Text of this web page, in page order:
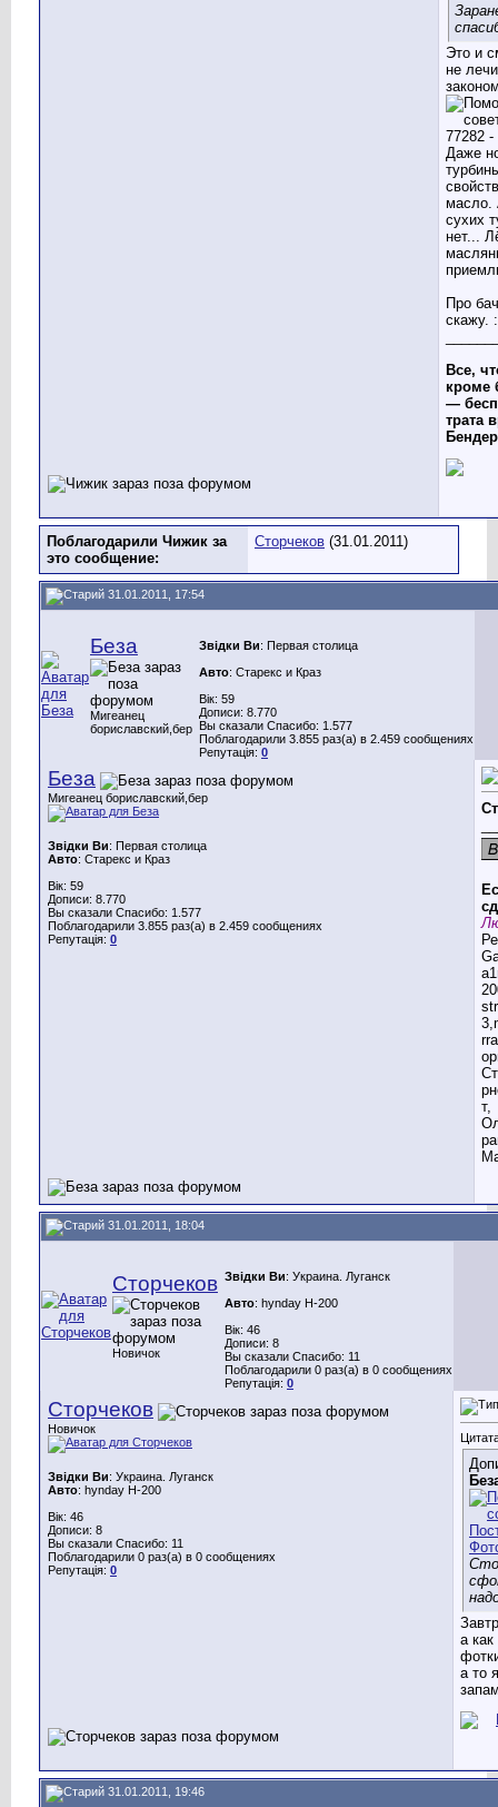
Это и
не
Даже
масло.
сухих
нет...
Про
скажу.
Все,
кроме
—
трата
Поблагодарили Чижик за
это сообщение:
Сторчеков (31.01.2011)
31.01.2011, 17:54
Беза
Мигеанец
бориславский,бер
Звідки Ви: Первая столица
Авто: Старекс и Краз
Вік: 59
Дописи: 8.770
Вы сказали Спасибо: 1.577
Поблагодарили 3.855 раз(а) в 2.459 сообщениях
Репутація: 0
Беза
Мигеанец бориславский,бер
Звідки Ви: Первая столица
Авто: Старекс и Краз
Вік: 59
Дописи: 8.770
Вы сказали Спасибо: 1.577
Поблагодарили 3.855 раз(а) в 2.459 сообщениях
Репутація: 0
т,
31.01.2011, 18:04
Сторчеков
Новичок
Звідки Ви: Украина. Луганск
Авто: hynday H-200
Вік: 46
Дописи: 8
Вы сказали Спасибо: 11
Поблагодарили 0 раз(а) в 0 сообщениях
Репутація: 0
Сторчеков
Новичок
Звідки Ви: Украина. Луганск
Авто: hynday H-200
Вік: 46
Дописи: 8
Вы сказали Спасибо: 11
Поблагодарили 0 раз(а) в 0 сообщениях
Репутація: 0
а как
а то
31.01.2011, 19:46